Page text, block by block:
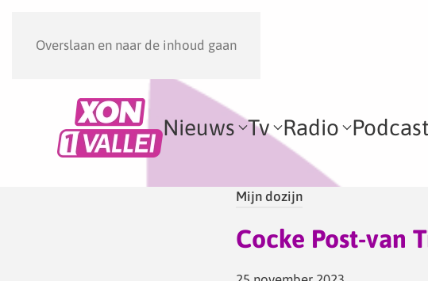
Overslaan en naar de inhoud gaan
Nieuws Tv Radio
Mijn dozijn
Cocke Post-van